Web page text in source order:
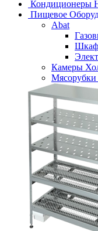
Кондиционеры
Пищевое
Abat
Камеры